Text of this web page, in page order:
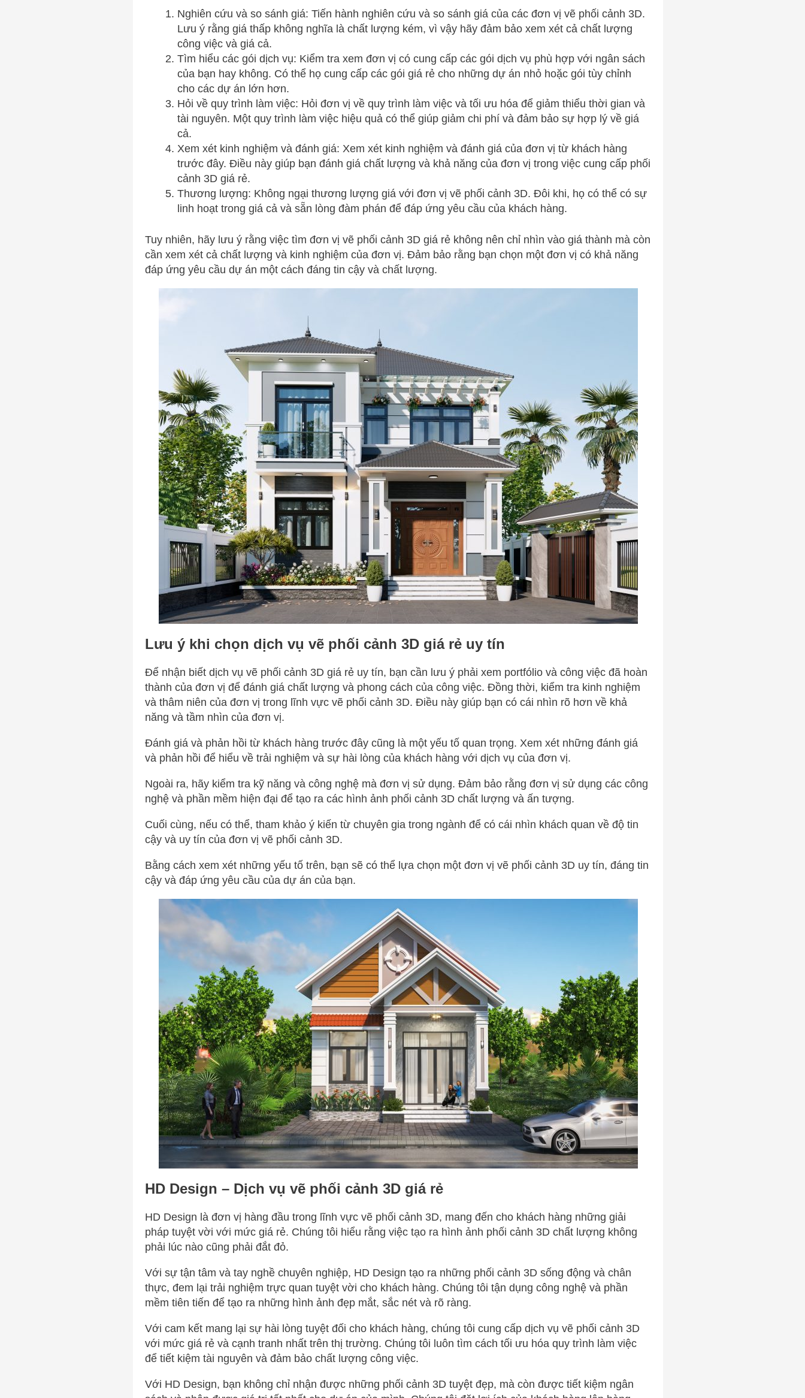
Nghiên cứu và so sánh giá: Tiến hành nghiên cứu và so sánh giá của các đơn vị vẽ phối cảnh 3D.
Lưu ý rằng giá thấp không nghĩa là chất lượng kém, vì vậy hãy đảm bảo xem xét cả chất lượng
công việc và giá cả.
Tìm hiểu các gói dịch vụ: Kiểm tra xem đơn vị có cung cấp các gói dịch vụ phù hợp với ngân sách
của bạn hay không. Có thể họ cung cấp các gói giá rẻ cho những dự án nhỏ hoặc gói tùy chỉnh
cho các dự án lớn hơn.
Hỏi về quy trình làm việc: Hỏi đơn vị về quy trình làm việc và tối ưu hóa để giảm thiểu thời gian và
tài nguyên. Một quy trình làm việc hiệu quả có thể giúp giảm chi phí và đảm bảo sự hợp lý về giá
cả.
Xem xét kinh nghiệm và đánh giá: Xem xét kinh nghiệm và đánh giá của đơn vị từ khách hàng
trước đây. Điều này giúp bạn đánh giá chất lượng và khả năng của đơn vị trong việc cung cấp phối
cảnh 3D giá rẻ.
Thương lượng: Không ngại thương lượng giá với đơn vị vẽ phối cảnh 3D. Đôi khi, họ có thể có sự
linh hoạt trong giá cả và sẵn lòng đàm phán để đáp ứng yêu cầu của khách hàng.
Tuy nhiên, hãy lưu ý rằng việc tìm đơn vị vẽ phối cảnh 3D giá rẻ không nên chỉ nhìn vào giá thành mà còn
cần xem xét cả chất lượng và kinh nghiệm của đơn vị. Đảm bảo rằng bạn chọn một đơn vị có khả năng
đáp ứng yêu cầu dự án một cách đáng tin cậy và chất lượng.
Lưu ý khi chọn dịch vụ vẽ phối cảnh 3D giá rẻ uy tín
Để nhận biết dịch vụ vẽ phối cảnh 3D giá rẻ uy tín, bạn cần lưu ý phải xem portfólio và công việc đã hoàn
thành của đơn vị để đánh giá chất lượng và phong cách của công việc. Đồng thời, kiểm tra kinh nghiệm
và thâm niên của đơn vị trong lĩnh vực vẽ phối cảnh 3D. Điều này giúp bạn có cái nhìn rõ hơn về khả
năng và tầm nhìn của đơn vị.
Đánh giá và phản hồi từ khách hàng trước đây cũng là một yếu tố quan trọng. Xem xét những đánh giá
và phản hồi để hiểu về trải nghiệm và sự hài lòng của khách hàng với dịch vụ của đơn vị.
Ngoài ra, hãy kiểm tra kỹ năng và công nghệ mà đơn vị sử dụng. Đảm bảo rằng đơn vị sử dụng các công
nghệ và phần mềm hiện đại để tạo ra các hình ảnh phối cảnh 3D chất lượng và ấn tượng.
Cuối cùng, nếu có thể, tham khảo ý kiến từ chuyên gia trong ngành để có cái nhìn khách quan về độ tin
cậy và uy tín của đơn vị vẽ phối cảnh 3D.
Bằng cách xem xét những yếu tố trên, bạn sẽ có thể lựa chọn một đơn vị vẽ phối cảnh 3D uy tín, đáng tin
cậy và đáp ứng yêu cầu của dự án của bạn.
HD Design – Dịch vụ vẽ phối cảnh 3D giá rẻ
HD Design là đơn vị hàng đầu trong lĩnh vực vẽ phối cảnh 3D, mang đến cho khách hàng những giải
pháp tuyệt vời với mức giá rẻ. Chúng tôi hiểu rằng việc tạo ra hình ảnh phối cảnh 3D chất lượng không
phải lúc nào cũng phải đắt đỏ.
Với sự tận tâm và tay nghề chuyên nghiệp, HD Design tạo ra những phối cảnh 3D sống động và chân
thực, đem lại trải nghiệm trực quan tuyệt vời cho khách hàng. Chúng tôi tận dụng công nghệ và phần
mềm tiên tiến để tạo ra những hình ảnh đẹp mắt, sắc nét và rõ ràng.
Với cam kết mang lại sự hài lòng tuyệt đối cho khách hàng, chúng tôi cung cấp dịch vụ vẽ phối cảnh 3D
với mức giá rẻ và cạnh tranh nhất trên thị trường. Chúng tôi luôn tìm cách tối ưu hóa quy trình làm việc
để tiết kiệm tài nguyên và đảm bảo chất lượng công việc.
Với HD Design, bạn không chỉ nhận được những phối cảnh 3D tuyệt đẹp, mà còn được tiết kiệm ngân